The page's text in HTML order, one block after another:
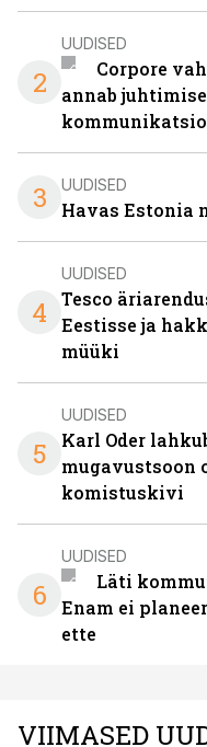
2
UUDISED
Corpore
annab
3 UUDISED
Havas Estonia
4
UUDISED
Tesco
Eestisse ja
müüki
5
UUDISED
Karl Oder
mugavustsoon
komistuskivi
6
UUDISED
Läti
Enam ei
ette
VIIMASED